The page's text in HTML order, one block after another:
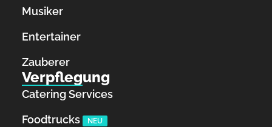
Musiker
Entertainer
Zauberer
Verpflegung
Catering Services
Foodtrucks
NEU